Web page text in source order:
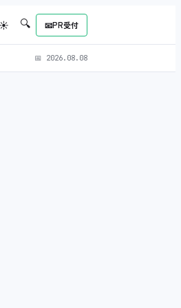
☀ 🔍 📧PR受付
📅 2026.08.08